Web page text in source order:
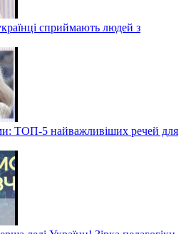
сприймають людей з
ТОП-5 найважливіших речей для